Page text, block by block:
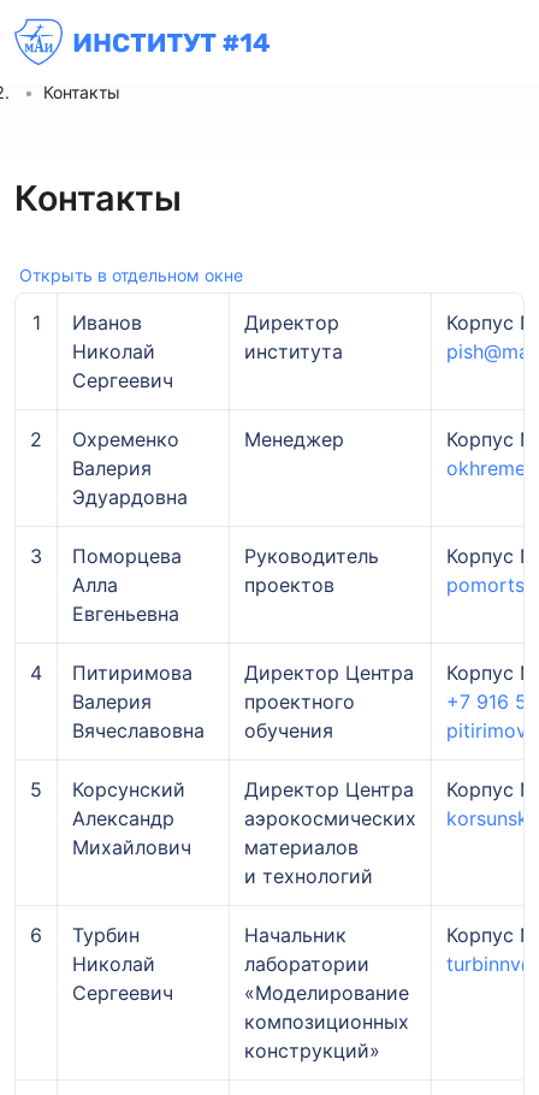
Институт № 14
Контакты
Контакты
Открыть в отдельном окне
1
Иванов
Николай
Сергеевич
Директор
института
Корпус
2
Охременко
Валерия
Эдуардовна
Менеджер
Корпус
3
Поморцева
Алла
Евгеньевна
Руководитель
проектов
Корпус
4
Питиримова
Валерия
Вячеславовна
Директор Центра
проектного
обучения
Корпус
+7 916
5
Корсунский
Александр
Михайлович
Директор Центра
аэрокосмических
материалов
и технологий
Корпус
6
Турбин
Николай
Сергеевич
Начальник
лаборатории
«Моделирование
композиционных
конструкций»
Корпус №